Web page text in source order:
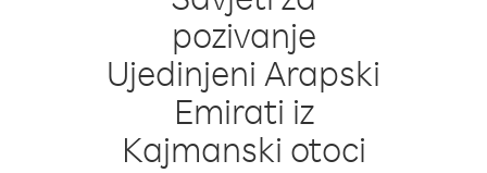
pozivanje
Ujedinjeni Arapski
Emirati iz
Kajmanski otoci